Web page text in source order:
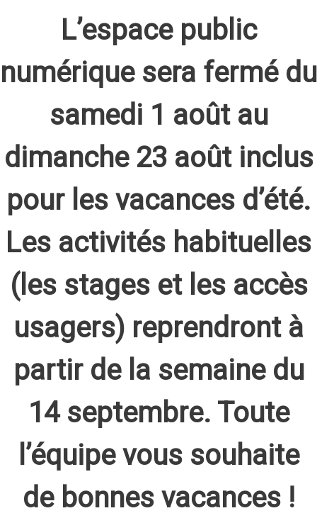
L’espace public
numérique sera fermé du
samedi 1 août au
dimanche 23 août inclus
pour les vacances d’été.
Les activités habituelles
(les stages et les accès
usagers) reprendront à
partir de la semaine du
14 septembre. Toute
l’équipe vous souhaite
de bonnes vacances !